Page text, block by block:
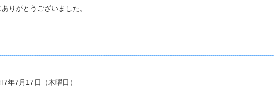
りがとうございました。
7月17日（木曜日）